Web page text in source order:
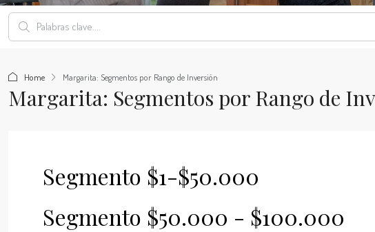
Home Margarita: Segmentos por Rango de Inversión
Margarita: Segmentos por Rango de
Segmento $1-$50.000
Segmento $50.000 - $100.000